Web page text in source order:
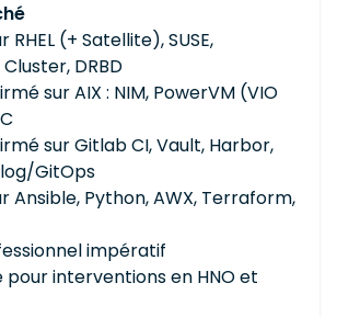
RHEL (+ Satellite), SUSE,
DRBD
sur AIX : NIM, PowerVM (VIO
sur Gitlab CI, Vault, Harbor,
GitOps
Ansible, Python, AWX, Terraform,
impératif
pour interventions en HNO et